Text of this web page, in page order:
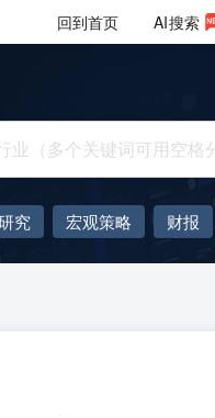
回到首页 AI搜索
究 宏观策略 财报